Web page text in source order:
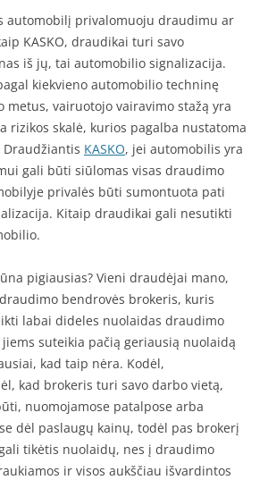
automobilį privalomuoju draudimu ar
KASKO, draudikai turi savo
iš jų, tai automobilio signalizacija.
kiekvieno automobilio techninę
metus, vairuotojo vairavimo stažą yra
rizikos skalė, kurios pagalba nustatoma
KASKO, jei automobilis yra
gali būti siūlomas visas draudimo
privalės būti sumontuota pati
Kitaip draudikai gali nesutikti
pigiausias? Vieni draudėjai mano,
bendrovės brokeris, kuris
labai dideles nuolaidas draudimo
suteikia pačią geriausią nuolaidą
kad taip nėra. Kodėl,
kad brokeris turi savo darbo vietą,
nuomojamose patalpose arba
dėl paslaugų kainų, todėl pas brokerį
tikėtis nuolaidų, nes į draudimo
ir visos aukščiau išvardintos